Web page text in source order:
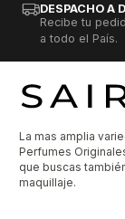
DESPACHO A
Recibe tu
a todo el País.
La mas amplia
Perfumes
que buscas
maquillaje.